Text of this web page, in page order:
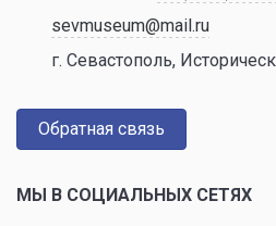
sevmuseum@mail.ru
г. Севастополь,
Обратная связь
МЫ В СОЦИАЛЬНЫХ СЕТЯХ